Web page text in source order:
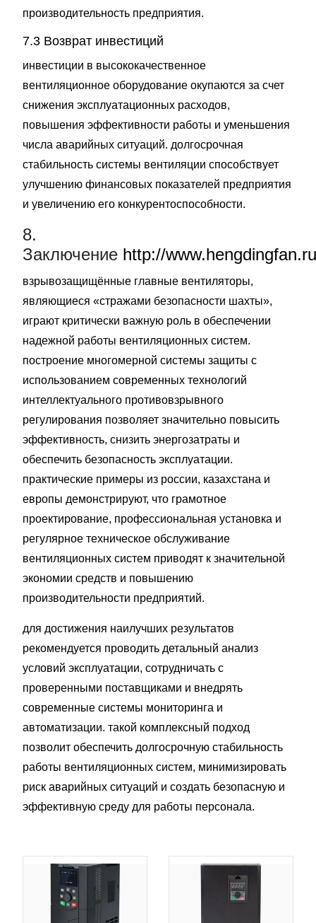
производительность предприятия.
7.3 Возврат инвестиций
инвестиции в высококачественное
вентиляционное оборудование окупаются за счет
снижения эксплуатационных расходов,
повышения эффективности работы и уменьшения
числа аварийных ситуаций. долгосрочная
стабильность системы вентиляции способствует
улучшению финансовых показателей предприятия
и увеличению его конкурентоспособности.
8.
Заключение http://www.hengdingfan.ru
взрывозащищённые главные вентиляторы,
являющиеся «стражами безопасности шахты»,
играют критически важную роль в обеспечении
надежной работы вентиляционных систем.
построение многомерной системы защиты с
использованием современных технологий
интеллектуального противовзрывного
регулирования позволяет значительно повысить
эффективность, снизить энергозатраты и
обеспечить безопасность эксплуатации.
практические примеры из россии, казахстана и
европы демонстрируют, что грамотное
проектирование, профессиональная установка и
регулярное техническое обслуживание
вентиляционных систем приводят к значительной
экономии средств и повышению
производительности предприятий.
для достижения наилучших результатов
рекомендуется проводить детальный анализ
условий эксплуатации, сотрудничать с
проверенными поставщиками и внедрять
современные системы мониторинга и
автоматизации. такой комплексный подход
позволит обеспечить долгосрочную стабильность
работы вентиляционных систем, минимизировать
риск аварийных ситуаций и создать безопасную и
эффективную среду для работы персонала.